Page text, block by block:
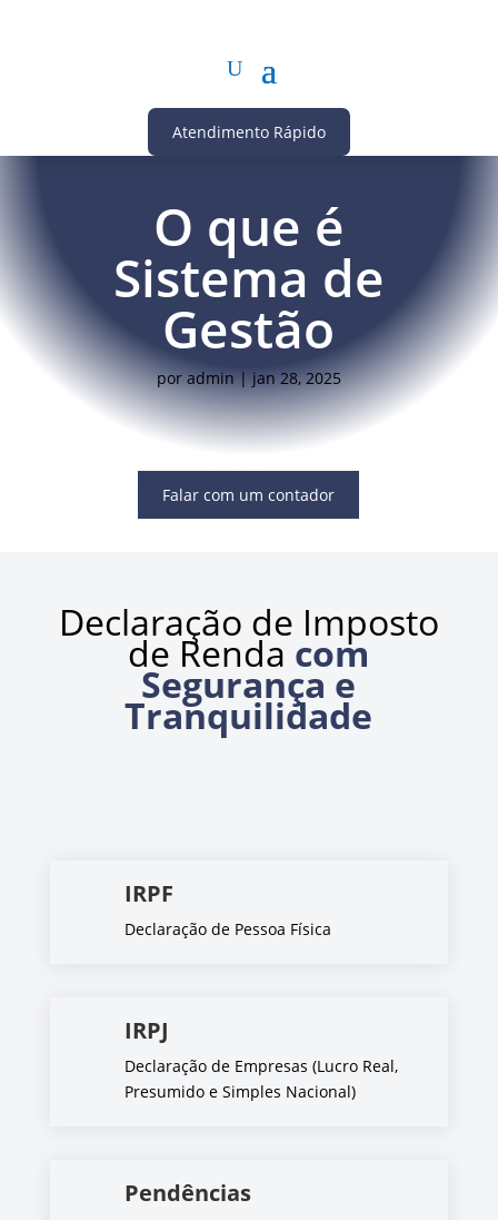
Atendimento Rápido
O que é
Sistema de
Gestão
poradmin|jan 28, 2025
Falar com um contador
Declaração de Imposto
de Renda com
Segurança e
Tranquilidade
IRPF
Declaração de Pessoa Física
IRPJ
Declaração de Empresas (Lucro Real,
Presumido e Simples Nacional)
Pendências